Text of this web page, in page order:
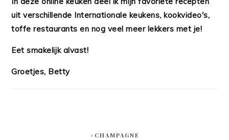
uit verschillende Internationale keukens, kookvideo's,
toffe restaurants en nog veel meer lekkers met je!
Eet smakelijk alvast!
Groetjes, Betty
#CHAMPAGNE